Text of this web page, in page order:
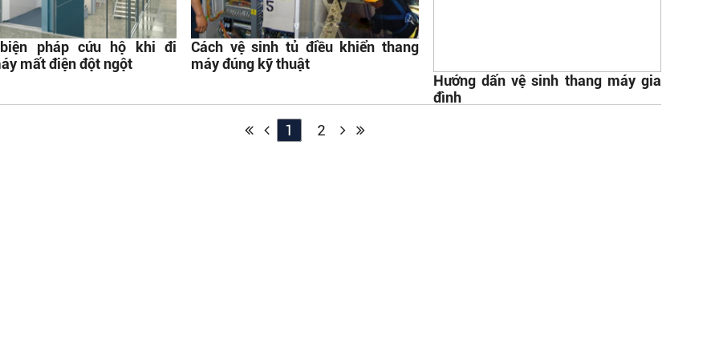
pháp cứu hộ khi đi
mất điện đột ngột
Cách vệ sinh tủ điều khiển thang
máy đúng kỹ thuật
Hướng dấn vệ sinh thang máy gia
đình
1 2